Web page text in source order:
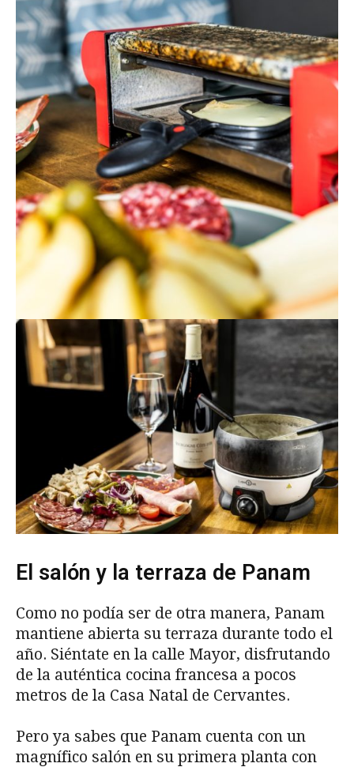
El salón y la terraza de Panam
Como no podía ser de otra manera, Panam
mantiene abierta su terraza durante todo el
año. Siéntate en la calle Mayor, disfrutando
de la auténtica cocina francesa a pocos
metros de la Casa Natal de Cervantes.
Pero ya sabes que Panam cuenta con un
magnífico salón en su primera planta con